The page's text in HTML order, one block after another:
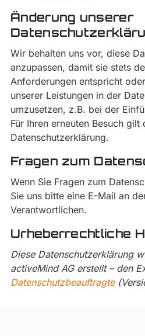
Änderung unserer
Wir behalten uns vor, diese
anzupassen, damit sie stets
Anforderungen entspricht
unserer Leistungen in der
umzusetzen, z.B. bei der
Für Ihren erneuten Besuch gilt
Datenschutzerklärung.
Fragen zum
Wenn Sie Fragen zum
Sie uns bitte eine E-Mail an
Verantwortlichen.
Urheberrechtliche
Diese Datenschutzerklärung
activeMind AG erstellt – den
Datenschutzbeauftragte